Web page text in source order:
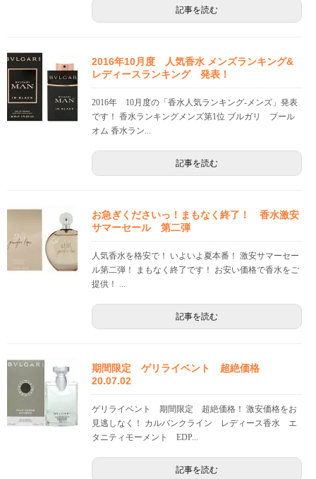
記事を読む
2016年10月度 人気香水 メンズランキング&
レディースランキング 発表！
2016年 10月度の「香水人気ランキング-メンズ」発表
です！ 香水ランキングメンズ第1位 ブルガリ プール
オム 香水ラン...
記事を読む
お急ぎくださいっ！まもなく終了！ 香水激安
サマーセール 第二弾
人気香水を格安で！ いよいよ夏本番！ 激安サマーセー
ル第二弾！ まもなく終了です！ お安い価格で香水をご
提供！ ...
記事を読む
期間限定 ゲリライベント 超絶価格
20.07.02
ゲリライベント 期間限定 超絶価格！ 激安価格をお
見逃しなく！ カルバンクライン レディース香水 エ
タニティモーメント EDP...
記事を読む